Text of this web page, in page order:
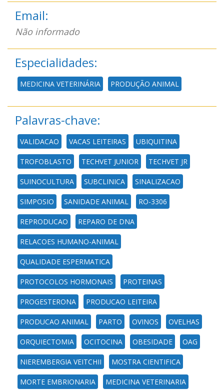
Email:
Não informado
Especialidades:
MEDICINA VETERINÁRIA PRODUÇÃO ANIMAL
Palavras-chave:
VALIDACAO VACAS LEITEIRAS UBIQUITINA
TROFOBLASTO TECHVET JUNIOR TECHVET JR
SUINOCULTURA SUBCLINICA SINALIZACAO
SIMPOSIO SANIDADE ANIMAL RO-3306
REPRODUCAO REPARO DE DNA
RELACOES HUMANO-ANIMAL
QUALIDADE ESPERMATICA
PROTOCOLOS HORMONAIS PROTEINAS
PROGESTERONA PRODUCAO LEITEIRA
PRODUCAO ANIMAL PARTO OVINOS OVELHAS
ORQUIECTOMIA OCITOCINA OBESIDADE OAG
NIEREMBERGIA VEITCHII MOSTRA CIENTIFICA
MORTE EMBRIONARIA MEDICINA VETERINARIA